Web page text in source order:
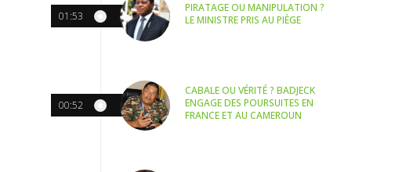
01:53
PIRATAGE OU MANIPULATION ?
LE MINISTRE PRIS AU PIÈGE
00:52
CABALE OU VÉRITÉ ? BADJECK
ENGAGE DES POURSUITES EN
FRANCE ET AU CAMEROUN